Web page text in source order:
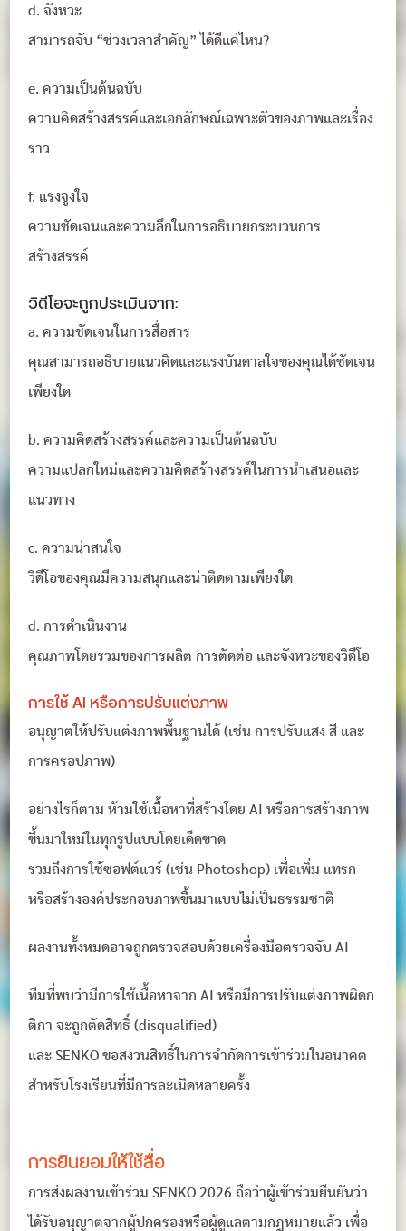
d. จังหวะ
สามารถจับ “ช่วงเวลาสำคัญ” ได้ดีแค่ไหน?
e. ความเป็นต้นฉบับ
ความคิดสร้างสรรค์และเอกลักษณ์เฉพาะตัวของภาพและเรื่อง
ราว
f. แรงจูงใจ
ความชัดเจนและความลึกในการอธิบายกระบวนการ
สร้างสรรค์
วิดีโอจะถูกประเมินจาก:
a. ความชัดเจนในการสื่อสาร
คุณสามารถอธิบายแนวคิดและแรงบันดาลใจของคุณได้ชัดเจน
เพียงใด
b. ความคิดสร้างสรรค์และความเป็นต้นฉบับ
ความแปลกใหม่และความคิดสร้างสรรค์ในการนำเสนอและ
แนวทาง
c. ความน่าสนใจ
วิดีโอของคุณมีความสนุกและน่าติดตามเพียงใด
d. การดำเนินงาน
คุณภาพโดยรวมของการผลิต การตัดต่อ และจังหวะของวิดีโอ
การใช้ AI หรือการปรับแต่งภาพ
อนุญาตให้ปรับแต่งภาพพื้นฐานได้ (เช่น การปรับแสง สี และ
การครอปภาพ)
อย่างไรก็ตาม ห้ามใช้เนื้อหาที่สร้างโดย AI หรือการสร้างภาพ
ขึ้นมาใหม่ในทุกรูปแบบโดยเด็ดขาด
รวมถึงการใช้ซอฟต์แวร์ (เช่น Photoshop) เพื่อเพิ่ม แทรก
หรือสร้างองค์ประกอบภาพขึ้นมาแบบไม่เป็นธรรมชาติ
ผลงานทั้งหมดอาจถูกตรวจสอบด้วยเครื่องมือตรวจจับ AI
ทีมที่พบว่ามีการใช้เนื้อหาจาก AI หรือมีการปรับแต่งภาพผิดก
ติกา จะถูกตัดสิทธิ์ (disqualified)
และ SENKO ขอสงวนสิทธิ์ในการจำกัดการเข้าร่วมในอนาคต
สำหรับโรงเรียนที่มีการละเมิดหลายครั้ง
การยินยอมให้ใช้สื่อ
การส่งผลงานเข้าร่วม SENKO 2026 ถือว่าผู้เข้าร่วมยืนยันว่า
ได้รับอนุญาตจากผู้ปกครองหรือผู้ดูแลตามกฎหมายแล้ว เพื่อ